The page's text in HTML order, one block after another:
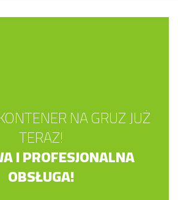
NA GRUZ JUŻ
TERAZ!
I PROFESJONALNA
OBSŁUGA!